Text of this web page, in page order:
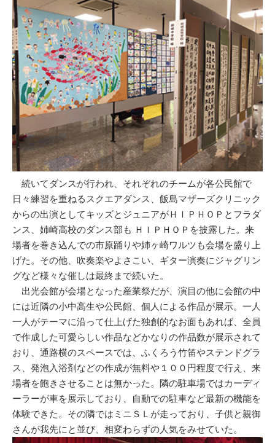
続いてダンスが行われ、それぞれのチームが各公民館で
日々練習を重ねるスクエアダンス、飯島マザーズクリニック
からの出演としてキッズとジュニアがＨＩＰＨＯＰとフラダ
ンス、姉崎高校のダンス部も ＨＩＰＨＯＰを披露した。来
場者を巻き込んでの市原踊りや姉ヶ崎ワルツも会場を盛り上
げた。その他、吹奏楽やよさこい、ギター演奏にジャグリン
グなど様々な催しは最終まで続いた。
出光会館が会場となった産業祭だが、演目の他に会館の中
には近隣の小中高生や公民館、個人による作品が展示。一人
一人がテーマに沿って仕上げた独創的なお面もあれば、全員
で作成した可愛らしい作品などかなりの作品数が展示されて
おり、通路横のスペースでは、ふくろう竹笛やステンドグラ
ス、発泡入浴剤などの作成が無料や１００円程度で行え、来
場者を飽きさせることは無かった。隣の駐車場ではカーディ
ーラーが車を展示しており、自動での駐車など最新の機能を
体験できた。その隣ではミニＳＬが走っており、子供と親御
さんが我先にと並び、相変わらずの人気をみせていた。